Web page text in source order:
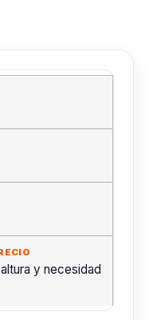
y necesidad